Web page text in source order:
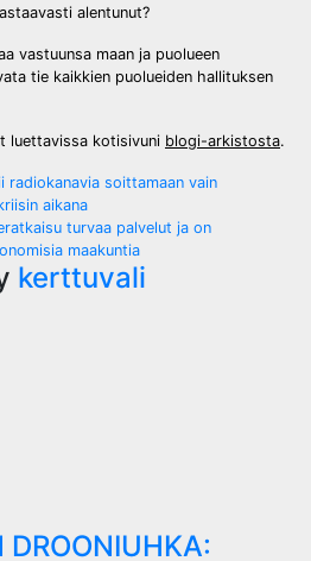
alentunut?
vastuunsa maan ja puolueen
tie kaikkien puolueiden hallituksen
luettavissa kotisivuni blogi-arkistosta.
radiokanavia soittamaan vain
aikana
turvaa palvelut ja on
maakuntia
kerttuvali